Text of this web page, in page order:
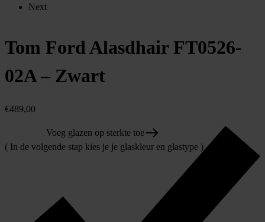
Next
Tom Ford Alasdhair FT0526-
02A – Zwart
€489,00
Voeg glazen op sterkte toe
( In de volgende stap kies je je glaskleur en glastype )